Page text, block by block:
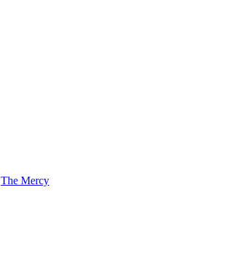
The Mercy